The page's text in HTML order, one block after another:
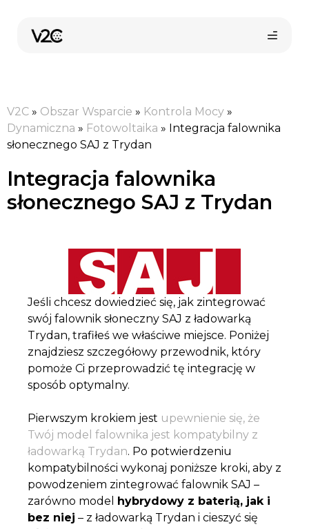
Kup online
V2C » Obszar Wsparcie » Kontrola Mocy »
Dynamiczna » Fotowoltaika » Integracja falownika
słonecznego SAJ z Trydan
Integracja falownika
słonecznego SAJ z Trydan
Jeśli chcesz dowiedzieć się, jak zintegrować
swój falownik słoneczny SAJ z ładowarką
Trydan, trafiłeś we właściwe miejsce. Poniżej
znajdziesz szczegółowy przewodnik, który
pomoże Ci przeprowadzić tę integrację w
sposób optymalny.
Pierwszym krokiem jest upewnienie się, że
Twój model falownika jest kompatybilny z
ładowarką Trydan. Po potwierdzeniu
kompatybilności wykonaj poniższe kroki, aby z
powodzeniem zintegrować falownik SAJ –
zarówno model hybrydowy z baterią, jak i
bez niej – z ładowarką Trydan i cieszyć się